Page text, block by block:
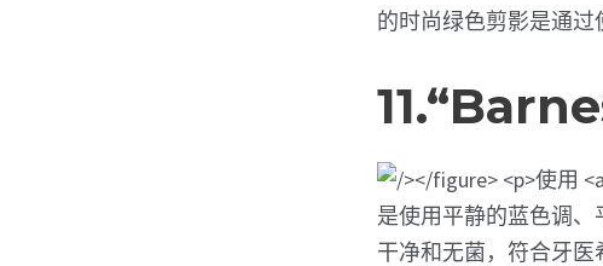
的时尚绿色剪影是通过
是使用平静的蓝色调
干净和无菌，符合牙医